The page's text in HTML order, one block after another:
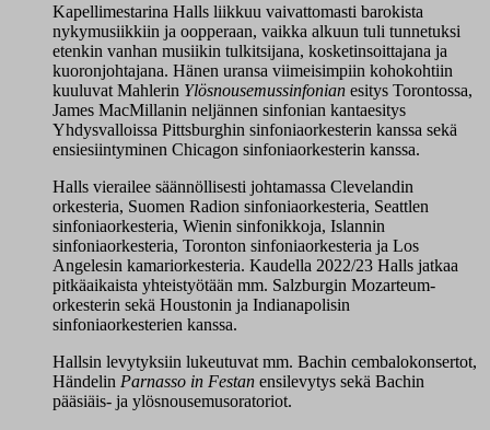
Kapellimestarina Halls liikkuu vaivattomasti barokista
nykymusiikkiin ja oopperaan, vaikka alkuun tuli tunnetuksi
etenkin vanhan musiikin tulkitsijana, kosketinsoittajana ja
kuoronjohtajana. Hänen uransa viimeisimpiin kohokohtiin
kuuluvat Mahlerin Ylösnousemussinfonian esitys Torontossa,
James MacMillanin neljännen sinfonian kantaesitys
Yhdysvalloissa Pittsburghin sinfoniaorkesterin kanssa sekä
ensiesiintyminen Chicagon sinfoniaorkesterin kanssa.
Halls vierailee säännöllisesti johtamassa Clevelandin
orkesteria, Suomen Radion sinfoniaorkesteria, Seattlen
sinfoniaorkesteria, Wienin sinfonikkoja, Islannin
sinfoniaorkesteria, Toronton sinfoniaorkesteria ja Los
Angelesin kamariorkesteria. Kaudella 2022/23 Halls jatkaa
pitkäaikaista yhteistyötään mm. Salzburgin Mozarteum-
orkesterin sekä Houstonin ja Indianapolisin
sinfoniaorkesterien kanssa.
Hallsin levytyksiin lukeutuvat mm. Bachin cembalokonsertot,
Händelin Parnasso in Festan ensilevytys sekä Bachin
pääsiäis- ja ylösnousemusoratoriot.